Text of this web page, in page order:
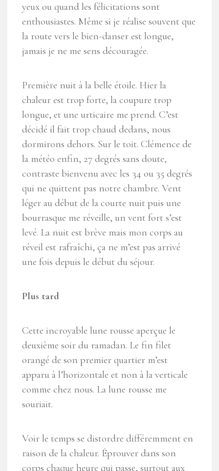
yeux ou quand les félicitations sont
enthousiastes. Même si je réalise souvent que
la route vers le bien-danser est longue,
jamais je ne me sens découragée.
Première nuit à la belle étoile. Hier la
chaleur est trop forte, la coupure trop
longue, et une urticaire me prend. C’est
décidé il fait trop chaud dedans, nous
dormirons dehors. Sur le toit. Clémence de
la météo enfin, 27 degrés sans doute,
contraste bienvenu avec les 34 ou 35 degrés
qui ne quittent pas notre chambre. Vent
léger au début de la courte nuit puis une
bourrasque me réveille, un vent fort s’est
levé. La nuit est brève mais mon corps au
réveil est rafraîchi, ça ne m’est pas arrivé
une fois depuis le début du séjour.
Plus tard
Cette incroyable lune rousse aperçue le
deuxième soir du ramadan. Le fin filet
orangé de son premier quartier m’est
apparu à l’horizontale et non à la verticale
comme chez nous. La lune rousse me
souriait.
Voir le temps se distordre différemment en
raison de la chaleur. Éprouver dans son
corps chaque heure qui passe, surtout aux